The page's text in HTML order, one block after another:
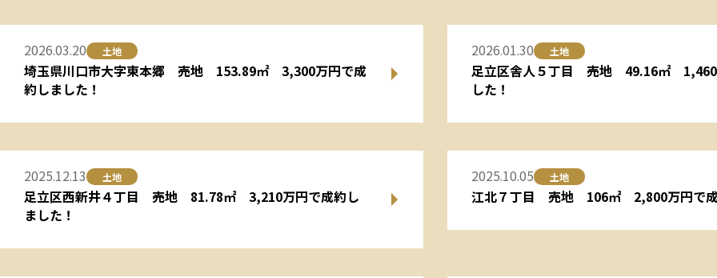
埼玉県川口市大字東本郷 売地 153.89㎡ 3,300万円で成
約しました！
2026.03.20 土地
足立区舎人５丁目 売地 49.16㎡ 1,460
した！
2026.01.30 土地
足立区西新井４丁目 売地 81.78㎡ 3,210万円で成約し
ました！
2025.12.13 土地
江北７丁目 売地 106㎡ 2,800万円で成
2025.10.05 土地